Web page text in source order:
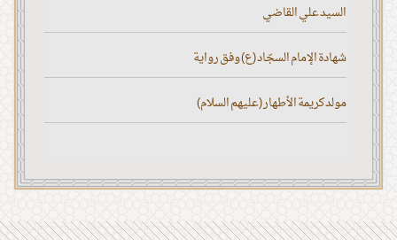
السيد علي القاضي
شهادة الإمام السجّاد (ع) وفق رواية
مولد كريمة الأطهار (عليهم السلام)